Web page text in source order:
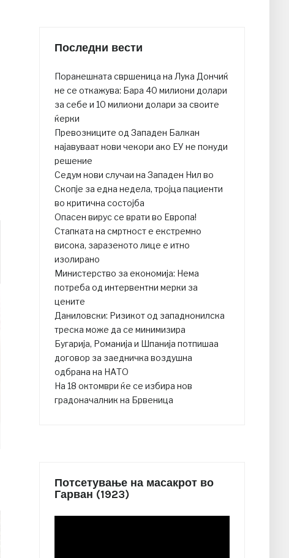
Последни вести
Поранешната свршеница на Лука Дончиќ
не се откажува: Бара 40 милиони долари
за себе и 10 милиони долари за своите
ќерки
Превозниците од Западен Балкан
најавуваат нови чекори ако ЕУ не понуди
решение
Седум нови случаи на Западен Нил во
Скопје за една недела, тројца пациенти
во критична состојба
Опасен вирус се врати во Европа!
Стапката на смртност е екстремно
висока, заразеното лице е итно
изолирано
Министерство за економија: Нема
потреба од интервентни мерки за
цените
Даниловски: Ризикот од западнонилска
треска може да се минимизира
Бугарија, Романија и Шпанија потпишаа
договор за заедничка воздушна
одбрана на НАТО
На 18 октомври ќе се избира нов
градоначалник на Брвеница
Потсетување на масакрот во
Гарван (1923)